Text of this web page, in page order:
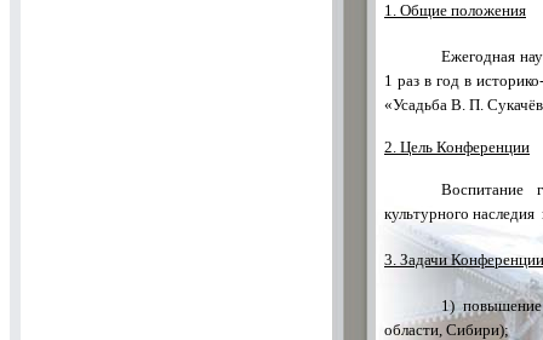
1. Общие положения
Ежегодная
1 раз в год в
«Усадьба В. П.
2. Цель Конференции
Воспитание
культурного
3. Задачи Конференции
1)
области, Сибири);